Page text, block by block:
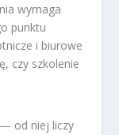
wymaga
punktu
i biurowe
czy szkolenie
— od niej liczy